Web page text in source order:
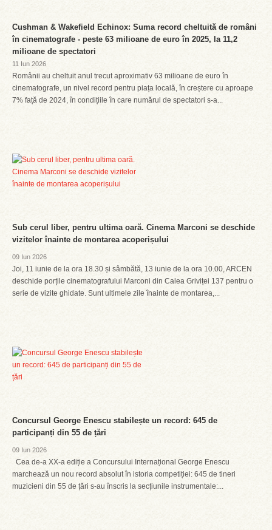
Cushman & Wakefield Echinox: Suma record cheltuită de români
în cinematografe - peste 63 milioane de euro în 2025, la 11,2
milioane de spectatori
11 Iun 2026
Românii au cheltuit anul trecut aproximativ 63 milioane de euro în
cinematografe, un nivel record pentru piața locală, în creștere cu aproape
7% față de 2024, în condițiile în care numărul de spectatori s-a...
Sub cerul liber, pentru ultima oară. Cinema Marconi se deschide
vizitelor înainte de montarea acoperișului
09 Iun 2026
Joi, 11 iunie de la ora 18.30 și sâmbătă, 13 iunie de la ora 10.00, ARCEN
deschide porțile cinematografului Marconi din Calea Griviței 137 pentru o
serie de vizite ghidate. Sunt ultimele zile înainte de montarea,...
Concursul George Enescu stabilește un record: 645 de
participanți din 55 de țări
09 Iun 2026
Cea de-a XX-a ediție a Concursului Internațional George Enescu
marchează un nou record absolut în istoria competiției: 645 de tineri
muzicieni din 55 de țări s-au înscris la secțiunile instrumentale:...